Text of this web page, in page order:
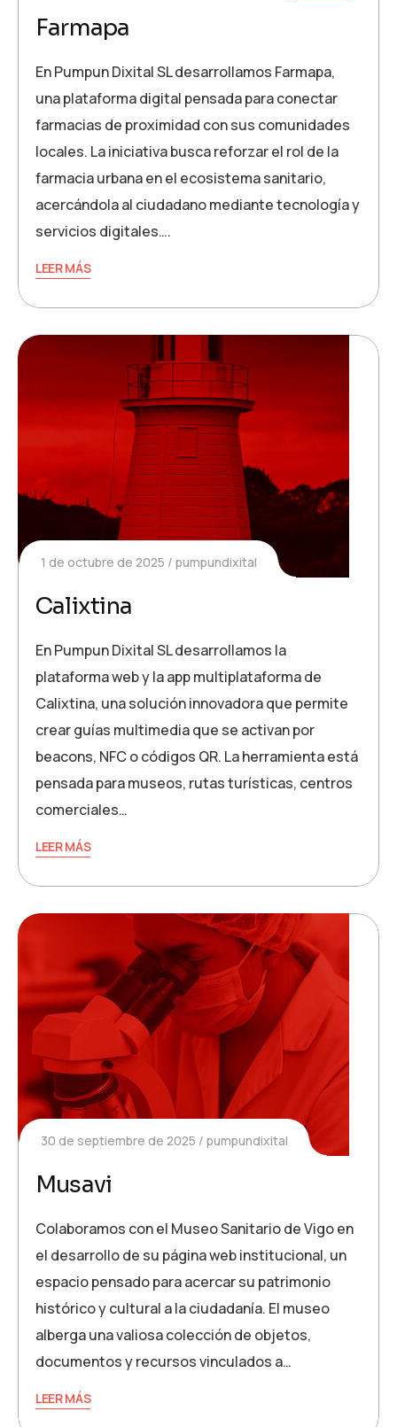
Farmapa
En Pumpun Dixital SL desarrollamos Farmapa,
una plataforma digital pensada para conectar
farmacias de proximidad con sus comunidades
locales. La iniciativa busca reforzar el rol de la
farmacia urbana en el ecosistema sanitario,
acercándola al ciudadano mediante tecnología y
servicios digitales….
LEER MÁS
1 de octubre de 2025 pumpundixital
Calixtina
En Pumpun Dixital SL desarrollamos la
plataforma web y la app multiplataforma de
Calixtina, una solución innovadora que permite
crear guías multimedia que se activan por
beacons, NFC o códigos QR. La herramienta está
pensada para museos, rutas turísticas, centros
comerciales…
LEER MÁS
30 de septiembre de 2025 pumpundixital
Musavi
Colaboramos con el Museo Sanitario de Vigo en
el desarrollo de su página web institucional, un
espacio pensado para acercar su patrimonio
histórico y cultural a la ciudadanía. El museo
alberga una valiosa colección de objetos,
documentos y recursos vinculados a…
LEER MÁS